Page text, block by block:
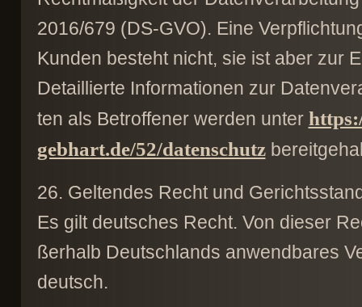
2016/679 (DS-GVO). Eine
Kunden besteht nicht, sie ist aber zur
Detaillierte Informationen zur
ten als Betroffener werden unter
gebhart.de/52/datenschutz
26. Geltendes Recht und
Es gilt deutsches Recht. Von dieser
ßerhalb Deutschlands anwendbares
deutsch.